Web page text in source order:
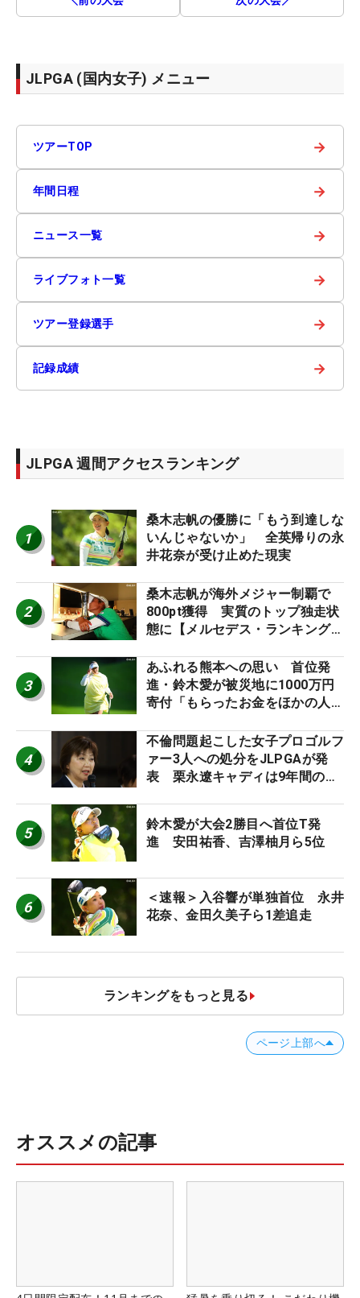
JLPGA (国内女子) メニュー
ツアーTOP →
年間日程 →
ニュース一覧 →
ライブフォト一覧 →
ツアー登録選手 →
記録成績 →
JLPGA 週間アクセスランキング
1
桑木志帆の優勝に「もう到達しな
いんじゃないか」 全英帰りの永
井花奈が受け止めた現実
2
桑木志帆が海外メジャー制覇で
800pt獲得 実質のトップ独走状
態に【メルセデス・ランキング番
3
あふれる熊本への思い 首位発
進・鈴木愛が被災地に1000万円
寄付「もらったお金をほかの人
4
不倫問題起こした女子プロゴルフ
ァー3人への処分をJLPGAが発
表 栗永遼キャディは9年間の立
5
鈴木愛が大会2勝目へ首位T発
進 安田祐香、吉澤柚月ら5位
6
＜速報＞入谷響が単独首位 永井
花奈、金田久美子ら1差追走
ランキングをもっと見る
ページ上部へ
オススメの記事